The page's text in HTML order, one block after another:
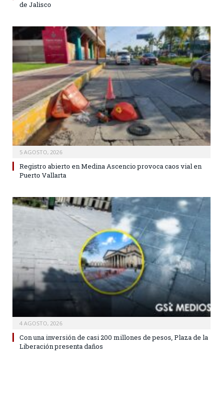
de Jalisco
5 AGOSTO, 2026
Registro abierto en Medina Ascencio provoca caos vial en
Puerto Vallarta
4 AGOSTO, 2026
Con una inversión de casi 200 millones de pesos, Plaza de la
Liberación presenta daños